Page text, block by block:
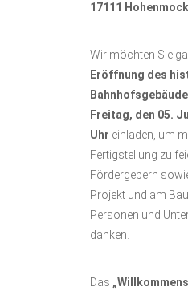
17111
Wir möchten Sie
Eröffnung des
Freitag, den 05.
Uhr einladen, um
Fertigstellung zu
Fördergebern
Projekt und am
Personen und
danken.
Das